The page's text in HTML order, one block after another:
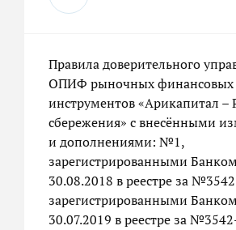
Правила доверительного
ОПИФ рыночных финансовых
инструментов «Арикапитал –
сбережения» с внесёнными
и дополнениями: №1,
зарегистрированными
30.08.2018 в реестре за
зарегистрированными
30.07.2019 в реестре за